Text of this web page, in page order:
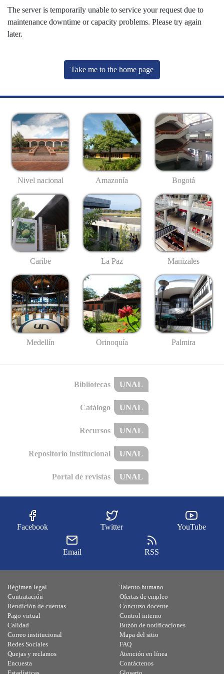
The server is temporarily unable to service your request due to
maintenance downtime or capacity problems. Please try again
later.
Take me to the home page
Nivel nacional Amazonía Bogotá
Caribe La Paz Manizales
Medellín Orinoquía Palmira
Bibliotecas UNAL
Catálogo UNAL
Recursos UNAL
Repositorio institucional UNAL
Portal de revistas UNAL
Facebook Twitter YouTube
Email RSS
Régimen legal
Contratación
Rendición de cuentas
Pago virtual
Calidad
Talento humano
Ofertas de empleo
Concurso docente
Control interno
Buzón de notificaciones
Correo institucional
Redes Sociales
Quejas y reclamos
Encuesta
Mapa del sitio
FAQ
Atención en línea
Contáctenos